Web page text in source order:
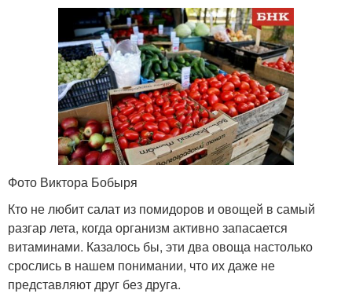
Салат с помидорами Овощной салат
Салат с вялеными
помидорами
Фото Виктора Бобыря
Кто не любит салат из помидоров и овощей в самый
разгар лета, когда организм активно запасается
витаминами. Казалось бы, эти два овоща настолько
срослись в нашем понимании, что их даже не
представляют друг без друга.